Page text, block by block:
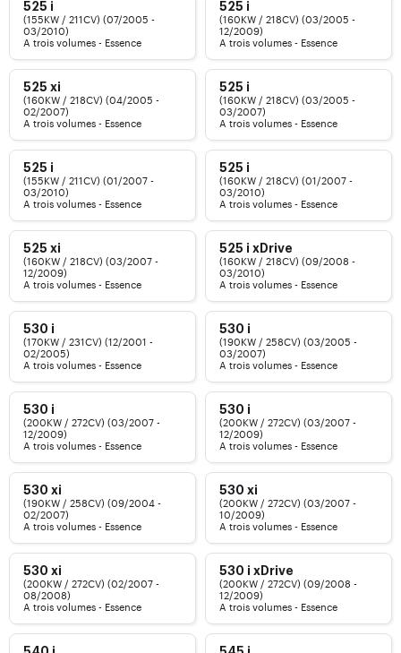
525 i
(155KW / 211CV) (07/2005 -
03/2010)
A trois volumes - Essence
525 i
(160KW / 218CV) (03/2005 -
12/2009)
A trois volumes - Essence
525 xi
(160KW / 218CV) (04/2005 -
02/2007)
A trois volumes - Essence
525 i
(160KW / 218CV) (03/2005 -
03/2007)
A trois volumes - Essence
525 i
(155KW / 211CV) (01/2007 -
03/2010)
A trois volumes - Essence
525 i
(160KW / 218CV) (01/2007 -
03/2010)
A trois volumes - Essence
525 xi
(160KW / 218CV) (03/2007 -
12/2009)
A trois volumes - Essence
525 i xDrive
(160KW / 218CV) (09/2008 -
03/2010)
A trois volumes - Essence
530 i
(170KW / 231CV) (12/2001 -
02/2005)
A trois volumes - Essence
530 i
(190KW / 258CV) (03/2005 -
03/2007)
A trois volumes - Essence
530 i
(200KW / 272CV) (03/2007 -
12/2009)
A trois volumes - Essence
530 i
(200KW / 272CV) (03/2007 -
12/2009)
A trois volumes - Essence
530 xi
(190KW / 258CV) (09/2004 -
02/2007)
A trois volumes - Essence
530 xi
(200KW / 272CV) (03/2007 -
10/2009)
A trois volumes - Essence
530 xi
(200KW / 272CV) (02/2007 -
08/2008)
A trois volumes - Essence
530 i xDrive
(200KW / 272CV) (09/2008 -
12/2009)
A trois volumes - Essence